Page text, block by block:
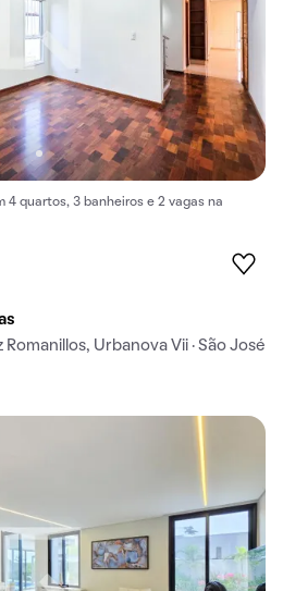
4 quartos, 3 banheiros e 2 vagas na
Urbanova Vii · São José